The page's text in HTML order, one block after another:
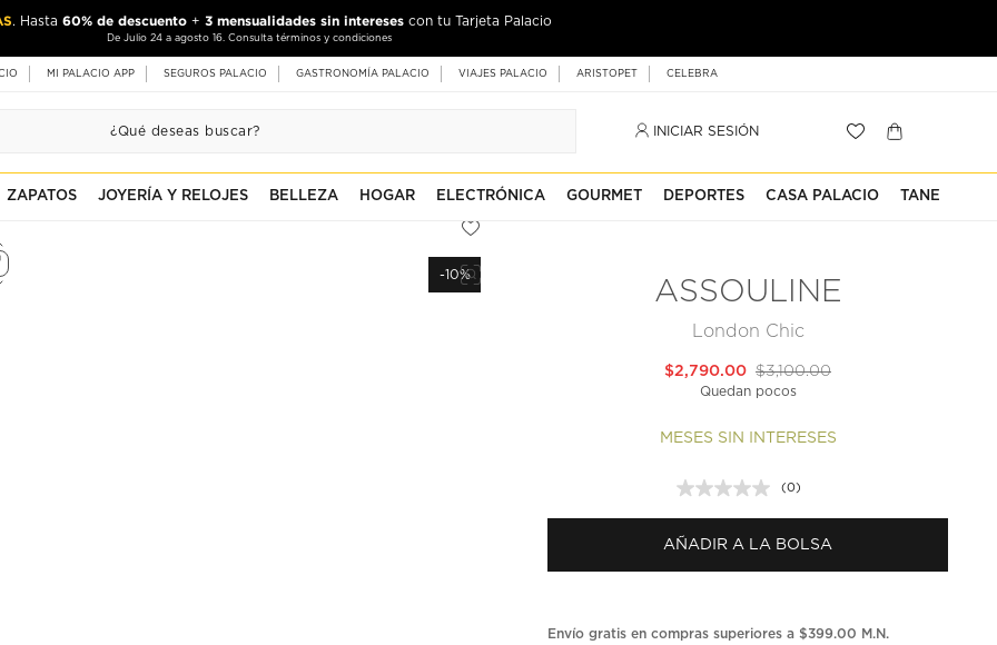
. Hasta 60% de descuento + 3 mensualidades sin intereses con tu Tarjeta Palacio
De Julio 24 a agosto 16. Consulta términos y condiciones
MI PALACIO APP SEGUROS PALACIO GASTRONOMÍA PALACIO VIAJES PALACIO ARISTOPET CELEBRA
INICIAR SESIÓN
ZAPATOS JOYERÍA Y RELOJES BELLEZA HOGAR ELECTRÓNICA GOURMET DEPORTES CASA PALACIO TANE
-10%
ASSOULINE
London Chic
$3,100.00
$2,790.00
Quedan pocos
MESES SIN INTERESES
Sin
puntuación.
en
la
(0)
AÑADIR A LA BOLSA
Envío gratis en compras superiores a $399.00 M.N.